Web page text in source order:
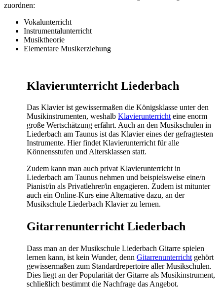
zuordnen:
Vokalunterricht
Instrumentalunterricht
Musiktheorie
Elementare Musikerziehung
Klavierunterricht Liederbach
Das Klavier ist gewissermaßen die Königsklasse unter den
Musikinstrumenten, weshalb Klavierunterrichteine enorm
große Wertschätzung erfährt. Auch an den Musikschulen in
Liederbach am Taunus ist das Klavier eines der gefragtesten
Instrumente. Hier findet Klavierunterricht für alle
Könnensstufen und Altersklassen statt.
Zudem kann man auch privat Klavierunterricht in
Liederbach am Taunus nehmen und beispielsweise eine/n
Pianist/in als Privatlehrer/in engagieren. Zudem ist mitunter
auch ein Online-Kurs eine Alternative dazu, an der
Musikschule Liederbach Klavier zu lernen.
Gitarrenunterricht Liederbach
Dass man an der Musikschule Liederbach Gitarre spielen
lernen kann, ist kein Wunder, denn Gitarrenunterricht gehört
gewissermaßen zum Standardrepertoire aller Musikschulen.
Dies liegt an der Popularität der Gitarre als Musikinstrument,
schließlich bestimmt die Nachfrage das Angebot.